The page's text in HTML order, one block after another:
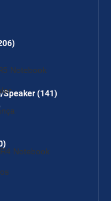
Notebook
Notebook
posts
Speaker(141)